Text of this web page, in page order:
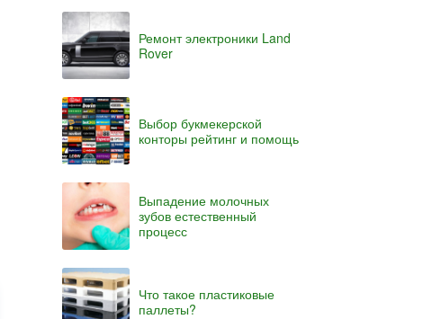
Ремонт электроники Land
Rover
Выбор букмекерской
конторы рейтинг и помощь
Выпадение молочных
зубов естественный
процесс
Что такое пластиковые
паллеты?